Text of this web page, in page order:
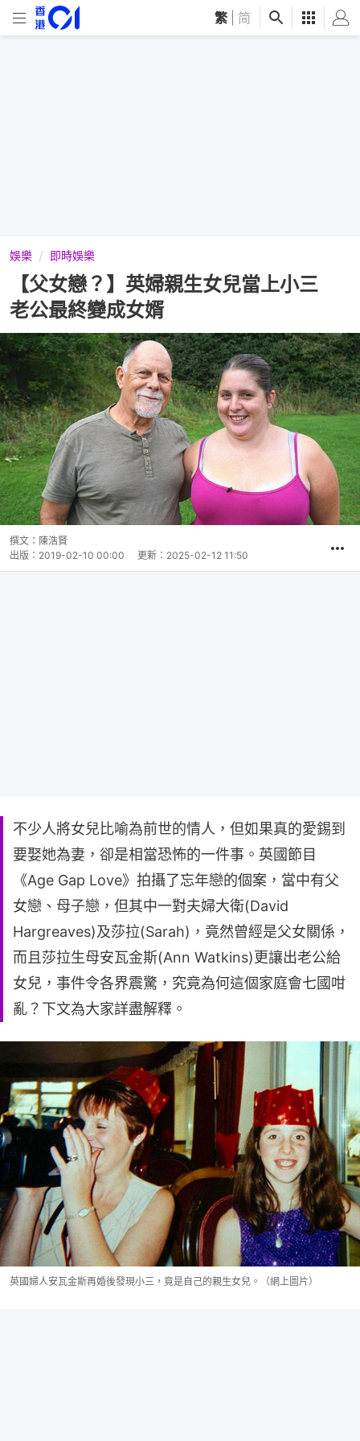
繁 简
娛樂 即時娛樂
【父女戀？】英婦親生女兒當上小三
老公最終變成女婿
撰文： 陳浩賢
出版： 2019-02-10 00:00 更新： 2025-02-12 11:50
不少人將女兒比喻為前世的情人，但如果真的愛錫到
要娶她為妻，卻是相當恐怖的一件事。英國節目
《Age Gap Love》拍攝了忘年戀的個案，當中有父
女戀、母子戀，但其中一對夫婦大衛(David
Hargreaves)及莎拉(Sarah)，竟然曾經是父女關係，
而且莎拉生母安瓦金斯(Ann Watkins)更讓出老公給
女兒，事件令各界震驚，究竟為何這個家庭會七國咁
亂？下文為大家詳盡解釋。
英國婦人安瓦金斯再婚後發現小三，竟是自己的親生女兒。（網上圖片）